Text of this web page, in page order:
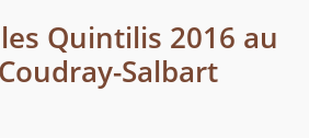
Quintilis 2016 au
Salbart